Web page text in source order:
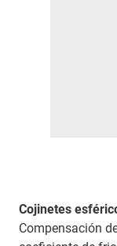
Cojinetes
Compensación